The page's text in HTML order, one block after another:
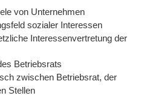
von Unternehmen
sozialer Interessen
Interessenvertretung der
Betriebsrats
zwischen Betriebsrat, der
Stellen